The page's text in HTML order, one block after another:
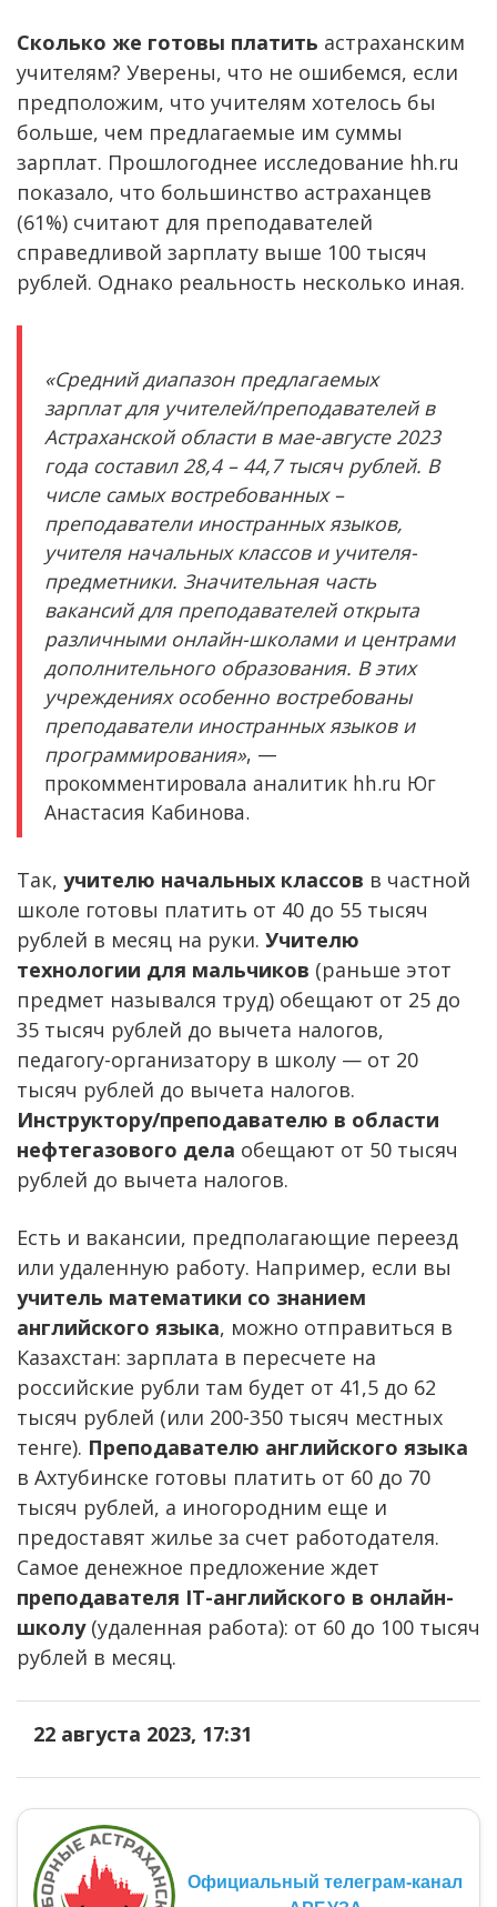
Сколько же готовы платить астраханским
учителям? Уверены, что не ошибемся, если
предположим, что учителям хотелось бы
больше, чем предлагаемые им суммы
зарплат. Прошлогоднее исследование hh.ru
показало, что большинство астраханцев
(61%) считают для преподавателей
справедливой зарплату выше 100 тысяч
рублей. Однако реальность несколько иная.
«Средний диапазон предлагаемых
зарплат для учителей/преподавателей в
Астраханской области в мае-августе 2023
года составил 28,4 – 44,7 тысяч рублей. В
числе самых востребованных –
преподаватели иностранных языков,
учителя начальных классов и учителя-
предметники. Значительная часть
вакансий для преподавателей открыта
различными онлайн-школами и центрами
дополнительного образования. В этих
учреждениях особенно востребованы
преподаватели иностранных языков и
программирования», —
прокомментировала аналитик hh.ru Юг
Анастасия Кабинова.
Так, учителю начальных классов в частной
школе готовы платить от 40 до 55 тысяч
рублей в месяц на руки. Учителю
технологии для мальчиков (раньше этот
предмет назывался труд) обещают от 25 до
35 тысяч рублей до вычета налогов,
педагогу-организатору в школу — от 20
тысяч рублей до вычета налогов.
Инструктору/преподавателю в области
нефтегазового дела обещают от 50 тысяч
рублей до вычета налогов.
Есть и вакансии, предполагающие переезд
или удаленную работу. Например, если вы
учитель математики со знанием
английского языка, можно отправиться в
Казахстан: зарплата в пересчете на
российские рубли там будет от 41,5 до 62
тысяч рублей (или 200-350 тысяч местных
тенге). Преподавателю английского языка
в Ахтубинске готовы платить от 60 до 70
тысяч рублей, а иногородним еще и
предоставят жилье за счет работодателя.
Самое денежное предложение ждет
преподавателя IT-английского в онлайн-
школу(удаленная работа): от 60 до 100 тысяч
рублей в месяц.
22 августа 2023, 17:31
Официальный телеграм-канал